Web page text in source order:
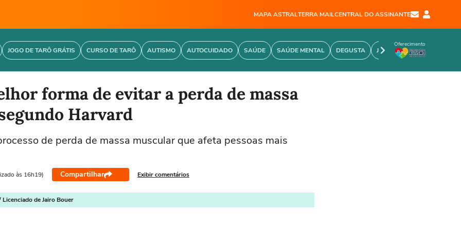
MAPA ASTRALTERRA MAILCENTRAL DO ASSINANTE
JOGO DE TARÔ GRÁTIS CURSO DE TARÔ AUTISMO AUTOCUIDADO SAÚDE SAÚDE MENTAL DEGUSTA JOÃO BIDU PERSONARE
Oferecimento
forma de evitar a perda de massa
Harvard
de perda de massa muscular que afeta pessoas mais
às 16h19) Compartilhar Exibir comentários
de Jairo Bouer